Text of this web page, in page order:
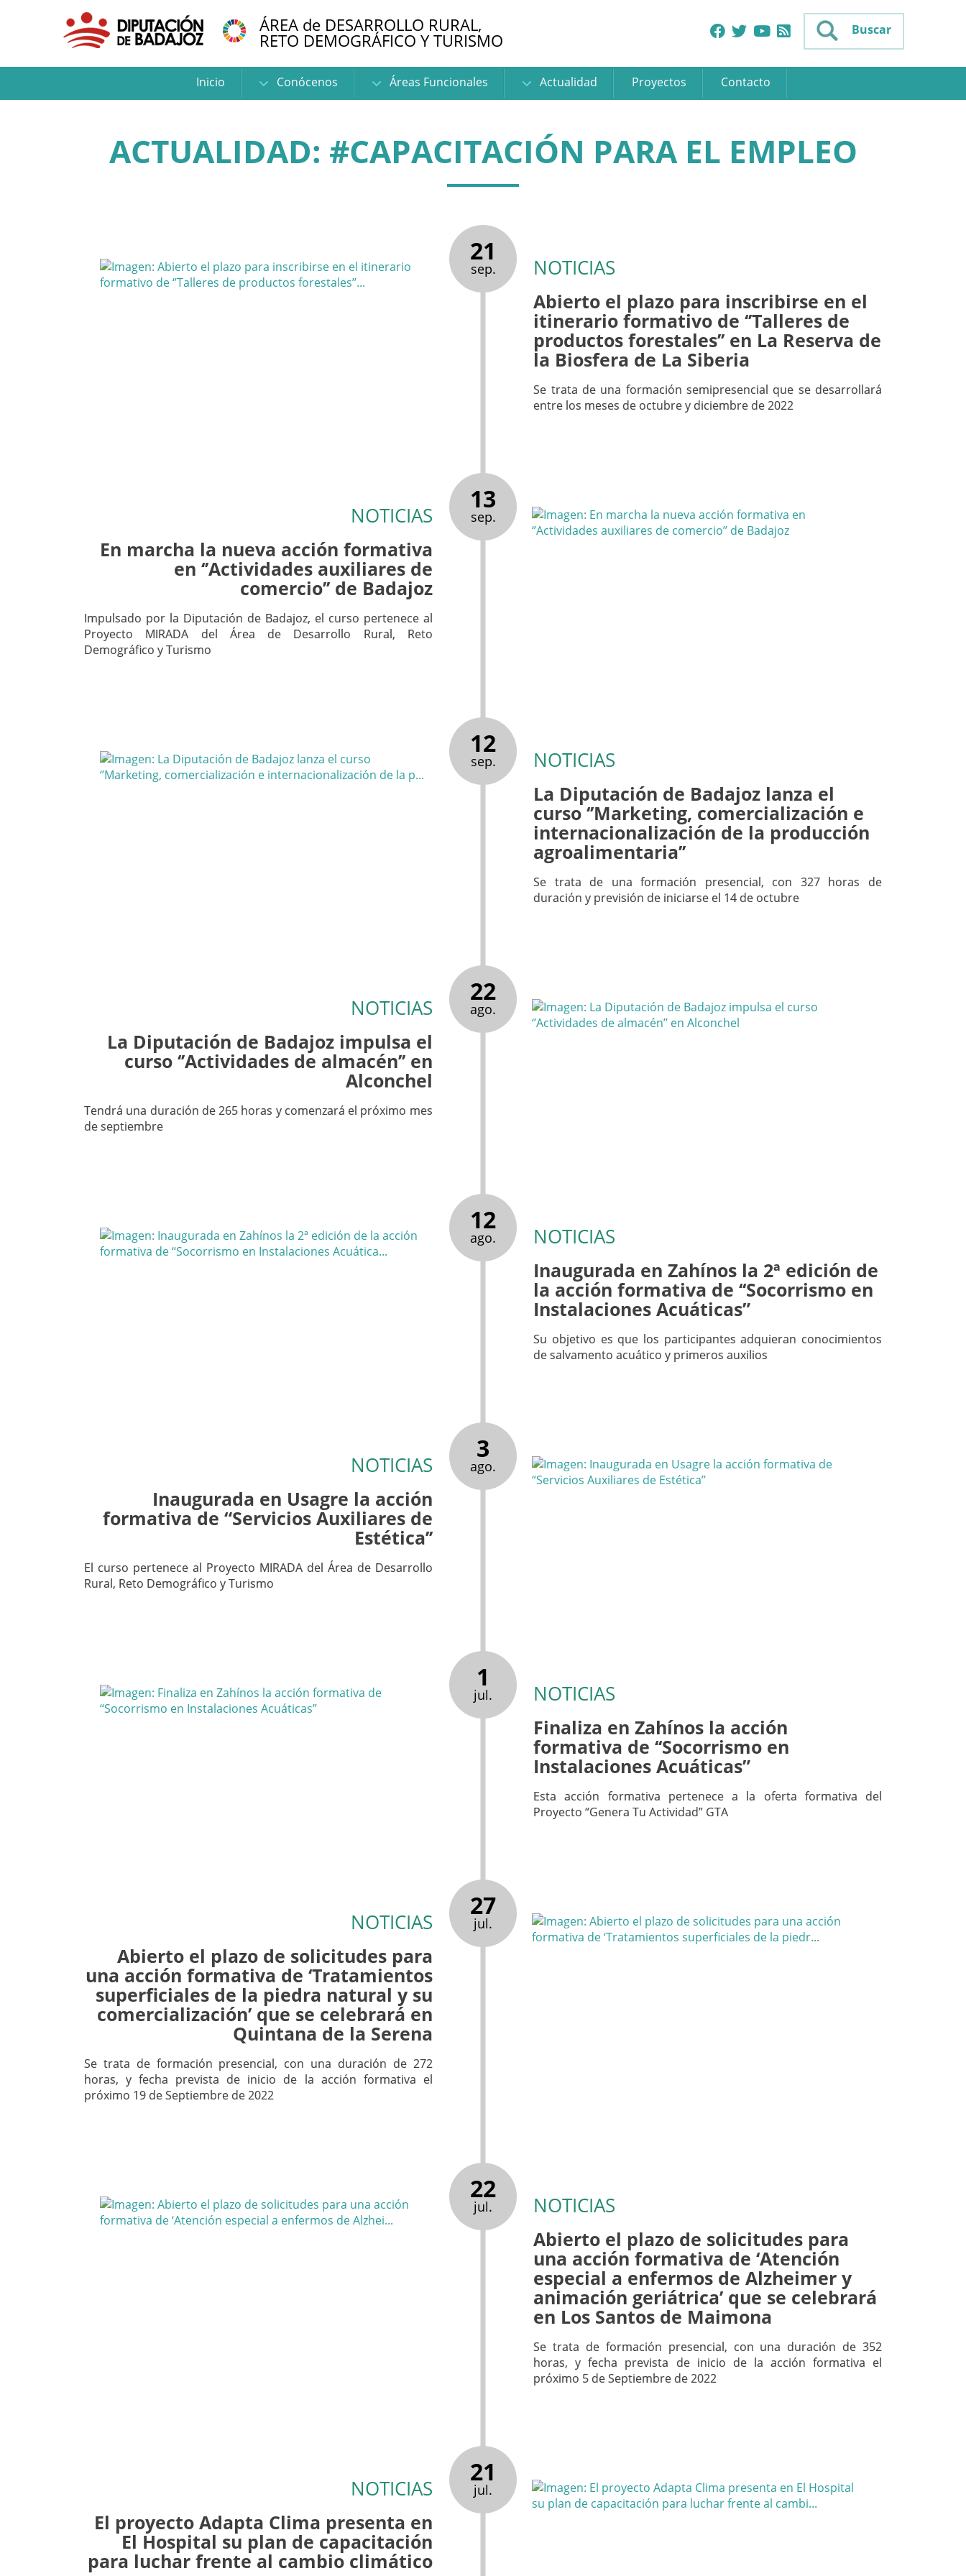
ÁREA de DESARROLLO RURAL,
RETO DEMOGRÁFICO Y TURISMO Buscar
Inicio Conócenos Áreas Funcionales Actualidad Proyectos Contacto
ACTUALIDAD: #CAPACITACIÓN PARA EL EMPLEO
21
sep. NOTICIAS
Abierto el plazo para inscribirse en el
itinerario formativo de ‘’Talleres de
productos forestales’’ en La Reserva de
la Biosfera de La Siberia
Se trata de una formación semipresencial que se desarrollará
entre los meses de octubre y diciembre de 2022
13
sep.
NOTICIAS
En marcha la nueva acción formativa
en ‘’Actividades auxiliares de
comercio’’ de Badajoz
Impulsado por la Diputación de Badajoz, el curso pertenece al
Proyecto MIRADA del Área de Desarrollo Rural, Reto
Demográfico y Turismo
12
sep. NOTICIAS
La Diputación de Badajoz lanza el
curso ‘’Marketing, comercialización e
internacionalización de la producción
agroalimentaria’’
Se trata de una formación presencial, con 327 horas de
duración y previsión de iniciarse el 14 de octubre
22
ago.
NOTICIAS
La Diputación de Badajoz impulsa el
curso ‘’Actividades de almacén’’ en
Alconchel
Tendrá una duración de 265 horas y comenzará el próximo mes
de septiembre
12
ago. NOTICIAS
Inaugurada en Zahínos la 2ª edición de
la acción formativa de ‘‘Socorrismo en
Instalaciones Acuáticas”
Su objetivo es que los participantes adquieran conocimientos
de salvamento acuático y primeros auxilios
3
ago.
NOTICIAS
Inaugurada en Usagre la acción
formativa de “Servicios Auxiliares de
Estética’’
El curso pertenece al Proyecto MIRADA del Área de Desarrollo
Rural, Reto Demográfico y Turismo
1
jul. NOTICIAS
Finaliza en Zahínos la acción
formativa de ‘‘Socorrismo en
Instalaciones Acuáticas”
Esta acción formativa pertenece a la oferta formativa del
Proyecto “Genera Tu Actividad” GTA
27
jul.
NOTICIAS
Abierto el plazo de solicitudes para
una acción formativa de ‘Tratamientos
superficiales de la piedra natural y su
comercialización’ que se celebrará en
Quintana de la Serena
Se trata de formación presencial, con una duración de 272
horas, y fecha prevista de inicio de la acción formativa el
próximo 19 de Septiembre de 2022
22
jul. NOTICIAS
Abierto el plazo de solicitudes para
una acción formativa de ‘Atención
especial a enfermos de Alzheimer y
animación geriátrica’ que se celebrará
en Los Santos de Maimona
Se trata de formación presencial, con una duración de 352
horas, y fecha prevista de inicio de la acción formativa el
próximo 5 de Septiembre de 2022
21
jul.
NOTICIAS
El proyecto Adapta Clima presenta en
El Hospital su plan de capacitación
para luchar frente al cambio climático